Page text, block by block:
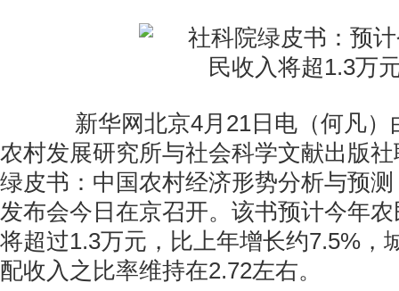
新华网北京4月21日电（何凡）
农村发展研究所与社会科学文献出版
绿皮书：中国农村经济形势分析与预
发布会今日在京召开。该书预计今年
将超过1.3万元，比上年增长约7.5%，
配收入之比率维持在2.72左右。